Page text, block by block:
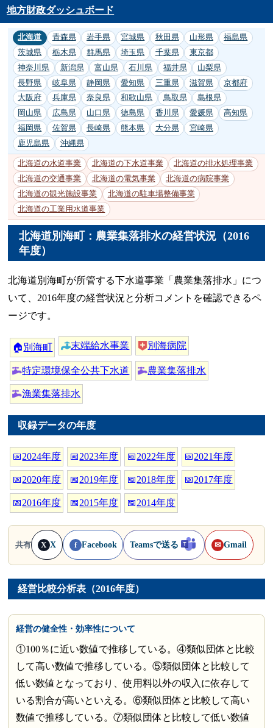
地方財政ダッシュボード
北海道 青森県 岩手県 宮城県 秋田県 山形県
福島県
茨城県
栃木県 群馬県 埼玉県 千葉県
東京都
神奈川県
新潟県 富山県 石川県 福井県
山梨県
長野県
岐阜県 静岡県 愛知県 三重県 滋賀県
京都府
大阪府
兵庫県 奈良県 和歌山県 鳥取県
島根県
岡山県
広島県 山口県 徳島県 香川県 愛媛県
高知県
福岡県
佐賀県 長崎県 熊本県 大分県
宮崎県
鹿児島県
沖縄県
北海道の水道事業 北海道の下水道事業
北海道の排水処理事業
北海道の交通事業
北海道の電気事業
北海道の病院事業
北海道の観光施設事業
北海道の駐車場整備事業
北海道の工業用水道事業
北海道別海町：農業集落排水の経営状況（2016
年度）
北海道別海町が所管する下水道事業「農業集落排水」につ
いて、2016年度の経営状況と分析コメントを確認できるペ
ージです。
🏠 別海町 末端給水事業 別海病院
特定環境保全公共下水道 農業集落排水
漁業集落排水
収録データの年度
📅2024年度 📅2023年度 📅2022年度 📅2021年度
📅2020年度 📅2019年度 📅2018年度 📅2017年度
📅2016年度 📅2015年度 📅2014年度
共有 X X f Facebook Teamsで送る ✉ Gmail
経営比較分析表（2016年度）
経営の健全性・効率性について
①100％に近い数値で推移している。④類似団体と比較
して高い数値で推移している。⑤類似団体と比較して
低い数値となっており、使用料以外の収入に依存して
いる割合が高いといえる。⑥類似団体と比較して高い
数値で推移している。⑦類似団体と比較して低い数値